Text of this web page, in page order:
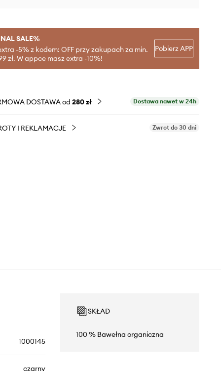
SALE%
-5% z kodem: OFF przy zakupach za min.
zł. W appce masz extra -10%!
Pobierz APP
DOSTAWA od 280 zł Dostawa nawet w 24h
I REKLAMACJE Zwrot do 30 dni
1000145
czarny
SKŁAD
100 % Bawełna organiczna